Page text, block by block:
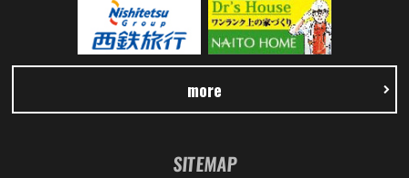
more
SITEMAP